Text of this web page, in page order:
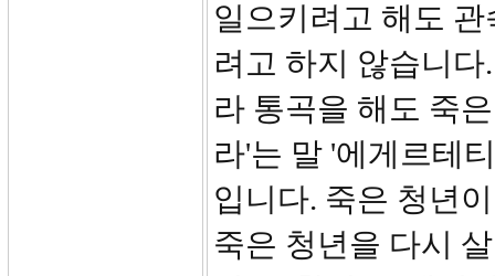
일으키려고 해도
려고 하지 않습니
라 통곡을 해도 죽
라'는 말 '에게르테
입니다. 죽은 청년
죽은 청년을 다시